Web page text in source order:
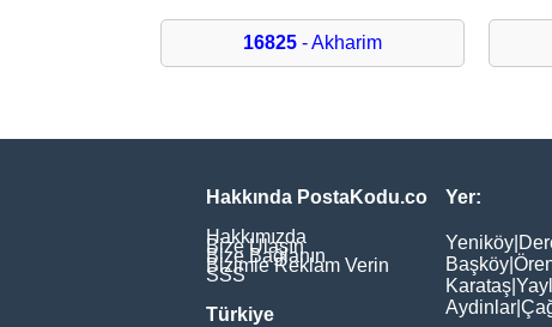
16825 - Akharim
Hakkında PostaKodu.co
Hakkımızda
Bize Ulaşın
Bize Bağlanın
Bizimle Reklam Verin
SSS
Türkiye
Yer:
Yeniköy
Başköy
Karataş
Aydinlar